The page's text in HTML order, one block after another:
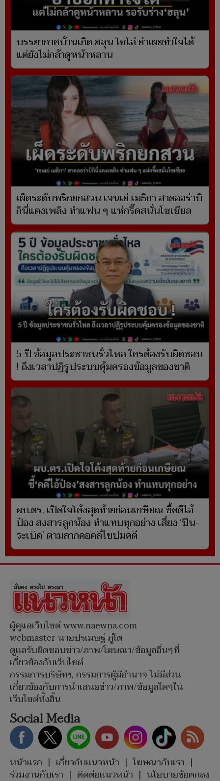
บรรยากาศบ้านเกิด ฮลุน โซโล่ ย่าเผยทำใจได้
แต่ยังไม่กล้าดูหน้าหลาน
เผ็ดระดับพริกยกสวน เจนเย่ เมธิกา สาดออร่าบิ
กินี่แดงเพลิง ทำแฟน ๆ แห่กรี๊ดสนั่นโซเชียล
5 ปี ข้อมูลประชาชนรั่วไหล ใครต้องรับผิดชอบ
! ถึงเวลาปฏิรูประบบคุ้มครองข้อมูลของชาติ
ผบ.ตร. เปิดใจโค้งสุดท้ายก่อนเกษียณ ชี้คดีไอ้
ป๋อง สงสารลูกน้อง ทำแทบทุกอย่าง เสี่ยง ‘ปืน-
ระเบิด’ ตามลากคอคลี่ไขปมคดี
ผู้ดูแลเว็บไซต์ www.naewna.com
webmaster นายปรเมษฐ์ ภู่โต
ดูแลรับผิดชอบข่าว/ภาพ/โฆษณา/ข้อมูลอื่นๆที่
เกี่ยวข้องกับเว็บไซต์
กรรมการบริษัทฯ, กรรมการผู้มีอำนาจ ไม่มีส่วน
เกี่ยวข้องกับการนำเสนอข่าว/ภาพ/ข้อมูลใดๆใน
เว็บไซต์ทั้งสิ้น
Social Media
หน้าแรก | เกี่ยวกับแนวหน้า | โฆษณากับเรา |
ร่วมงานกับเรา | ติดต่อแนวหน้า | นโยบายข้อตกลง